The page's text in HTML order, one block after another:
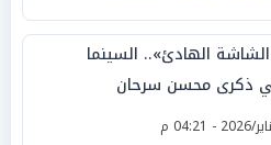
الهادئ».. السينما
ذكرى محسن سرحان